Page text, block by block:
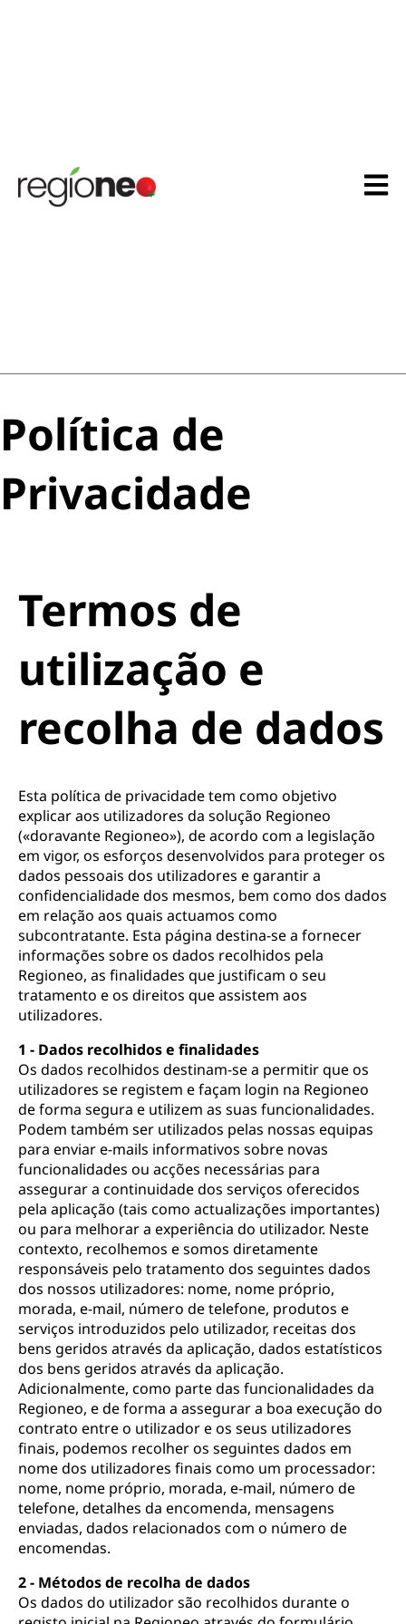
Política de
Privacidade
Termos de
utilização e
recolha de dados
Esta política de privacidade tem como objetivo
explicar aos utilizadores da solução Regioneo
(«doravante Regioneo»), de acordo com a legislação
em vigor, os esforços desenvolvidos para proteger os
dados pessoais dos utilizadores e garantir a
confidencialidade dos mesmos, bem como dos dados
em relação aos quais actuamos como
subcontratante. Esta página destina-se a fornecer
informações sobre os dados recolhidos pela
Regioneo, as finalidades que justificam o seu
tratamento e os direitos que assistem aos
utilizadores.
1 - Dados recolhidos e finalidades
Os dados recolhidos destinam-se a permitir que os
utilizadores se registem e façam login na Regioneo
de forma segura e utilizem as suas funcionalidades.
Podem também ser utilizados pelas nossas equipas
para enviar e-mails informativos sobre novas
funcionalidades ou acções necessárias para
assegurar a continuidade dos serviços oferecidos
pela aplicação (tais como actualizações importantes)
ou para melhorar a experiência do utilizador. Neste
contexto, recolhemos e somos diretamente
responsáveis pelo tratamento dos seguintes dados
dos nossos utilizadores: nome, nome próprio,
morada, e-mail, número de telefone, produtos e
serviços introduzidos pelo utilizador, receitas dos
bens geridos através da aplicação, dados estatísticos
dos bens geridos através da aplicação.
Adicionalmente, como parte das funcionalidades da
Regioneo, e de forma a assegurar a boa execução do
contrato entre o utilizador e os seus utilizadores
finais, podemos recolher os seguintes dados em
nome dos utilizadores finais como um processador:
nome, nome próprio, morada, e-mail, número de
telefone, detalhes da encomenda, mensagens
enviadas, dados relacionados com o número de
encomendas.
2 - Métodos de recolha de dados
Os dados do utilizador são recolhidos durante o